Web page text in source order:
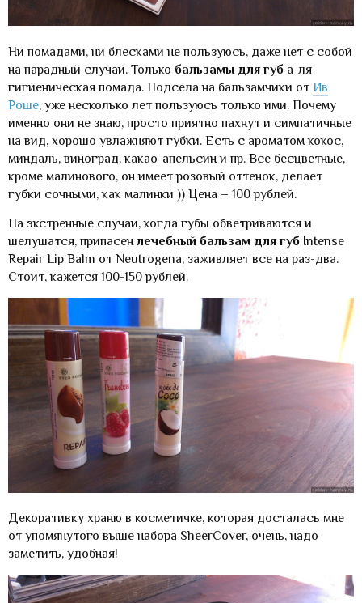
Ни помадами, ни блесками не пользуюсь, даже нет с собой
на парадный случай. Только бальзамы для губ а-ля
гигиеническая помада. Подсела на бальзамчики отИв
Роше, уже несколько лет пользуюсь только ими. Почему
именно они не знаю, просто приятно пахнут и симпатичные
на вид, хорошо увлажняют губки. Есть с ароматом кокос,
миндаль, виноград, какао-апельсин и пр. Все бесцветные,
кроме малинового, он имеет розовый оттенок, делает
губки сочными, как малинки )) Цена – 100 рублей.
На экстренные случаи, когда губы обветриваются и
шелушатся, припасенлечебный бальзам для губ Intense
Repair Lip Balm от Neutrogena, заживляет все на раз-два.
Стоит, кажется 100-150 рублей.
Декоративку храню в косметичке, которая досталась мне
от упомянутого выше набора SheerCover, очень, надо
заметить, удобная!